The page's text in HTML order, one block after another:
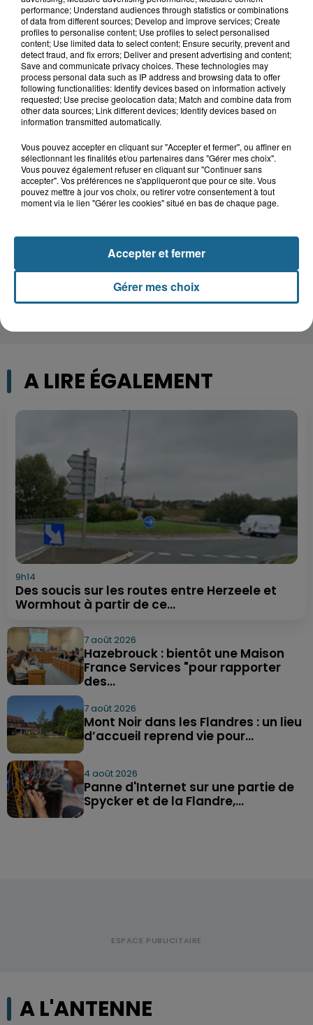
Hazebrouck : victime d'un accident,
Lucas s'en est allé brutalement...
Valérie, 46 ans, portée disparue
depuis mardi à Dunkerque, sa...
Violent accident à Cléty : quatre
blessés, deux femmes en urgence...
A LIRE ÉGALEMENT
9h14
Des soucis sur les routes entre Herzeele et
Wormhout à partir de ce...
7 août 2026
Hazebrouck : bientôt une Maison
France Services "pour rapporter
des...
7 août 2026
Mont Noir dans les Flandres : un lieu
d’accueil reprend vie pour...
4 août 2026
Panne d'Internet sur une partie de
Spycker et de la Flandre,...
A L'ANTENNE
performance; Understand audiences through statistics or combinations
of data from different sources; Develop and improve services; Create
profiles to personalise content; Use profiles to select personalised
content; Use limited data to select content; Ensure security, prevent and
detect fraud, and fix errors; Deliver and present advertising and content;
Save and communicate privacy choices. These technologies may
process personal data such as IP address and browsing data to offer
following functionalities: Identify devices based on information actively
requested; Use precise geolocation data; Match and combine data from
other data sources; Link different devices; Identify devices based on
information transmitted automatically.
Vous pouvez accepter en cliquant sur "Accepter et fermer", ou affiner en
sélectionnant les finalités et/ou partenaires dans "Gérer mes choix".
Vous pouvez également refuser en cliquant sur "Continuer sans
accepter". Vos préférences ne s'appliqueront que pour ce site. Vous
pouvez mettre à jour vos choix, ou retirer votre consentement à tout
moment via le lien "Gérer les cookies" situé en bas de chaque page.
Gérer mes choix
Accepter et fermer